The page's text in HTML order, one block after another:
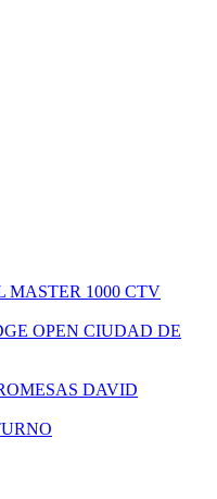
MASTER 1000 CTV
OPEN CIUDAD DE
DAVID